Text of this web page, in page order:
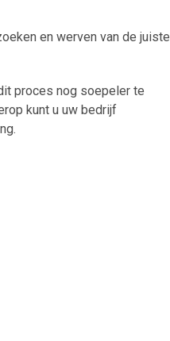
en werven van de juiste
proces nog soepeler te
kunt u uw bedrijf